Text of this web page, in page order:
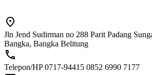
Jln Jend Sudirman no 288 Parit Padang
Bangka, Bangka Belitung
Telepon/HP 0717-94415 0852 6990 7177